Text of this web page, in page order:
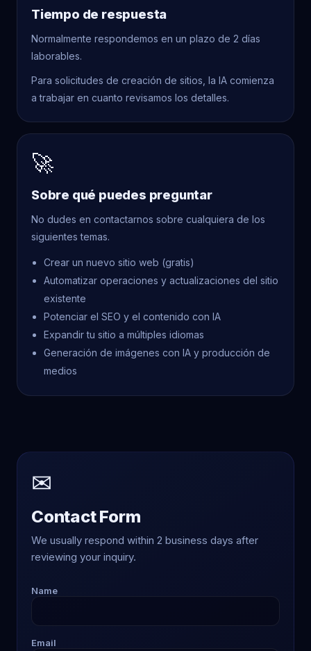
Tiempo de respuesta
Normalmente respondemos en un plazo de 2 días
laborables.
Para solicitudes de creación de sitios, la IA comienza
a trabajar en cuanto revisamos los detalles.
🚀
Sobre qué puedes preguntar
No dudes en contactarnos sobre cualquiera de los
siguientes temas.
Crear un nuevo sitio web (gratis)
Automatizar operaciones y actualizaciones del sitio
existente
Potenciar el SEO y el contenido con IA
Expandir tu sitio a múltiples idiomas
Generación de imágenes con IA y producción de
medios
✉
Contact Form
We usually respond within 2 business days after
reviewing your inquiry.
Name
Email